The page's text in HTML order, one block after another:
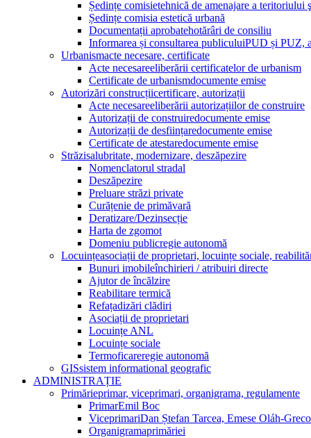
Ședințe comisietehnică de amenajare a teritoriului
Ședințe comisia estetică urbană
Documentații aprobatehotărâri de consiliu
Informarea și consultarea publiculuiPUD și PUZ,
Urbanismacte necesare, certificate
Acte necesareeliberării certificatelor de urbanism
Certificate de urbanismdocumente emise
Autorizări construcțiicertificare, autorizații
Acte necesareeliberării autorizațiilor de construire
Autorizații de construiredocumente emise
Autorizații de desființaredocumente emise
Certificate de atestaredocumente emise
Străzisalubritate, modernizare, deszăpezire
Nomenclatorul stradal
Deszăpezire
Preluare străzi private
Curățenie de primăvară
Deratizare/Dezinsecție
Harta de zgomot
Domeniu publicregie autonomă
Locuințeasociații de proprietari, locuințe sociale,
Bunuri imobileînchirieri / atribuiri directe
Ajutor de încălzire
Reabilitare termică
Refațadizări clădiri
Asociații de proprietari
Locuințe ANL
Locuințe sociale
Termoficareregie autonomă
GISsistem informational geografic
ADMINISTRAȚIE
Primărieprimar, viceprimari, organigrama, regulamente
PrimarEmil Boc
ViceprimariDan Ștefan Tarcea, Emese Oláh-
Organigramaprimăriei